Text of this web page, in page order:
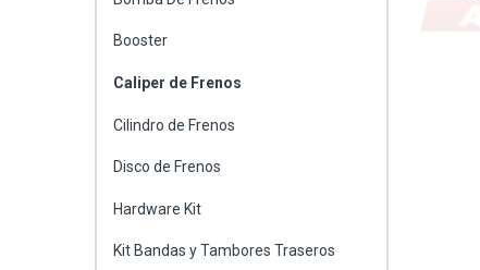
Booster
Caliper de Frenos
Cilindro de Frenos
Disco de Frenos
Hardware Kit
Kit Bandas y Tambores Traseros